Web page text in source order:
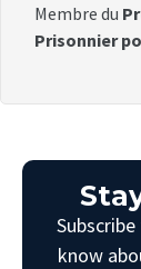
Membre du
Prisonnier
know